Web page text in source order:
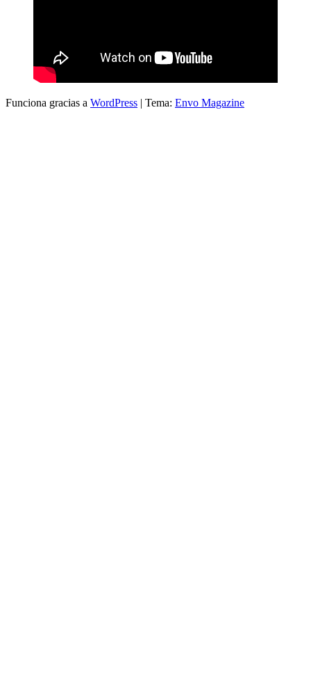
Funciona gracias a WordPress | Tema: Envo Magazine